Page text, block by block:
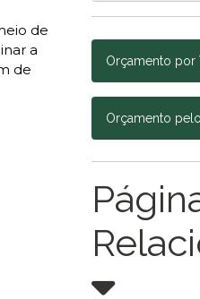
de
a
de
Orçamento por
Orçamento